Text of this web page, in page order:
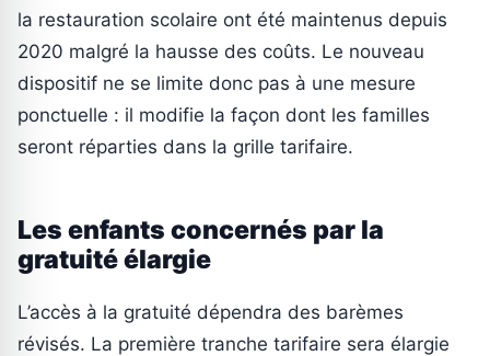
la restauration scolaire ont été maintenus depuis
2020 malgré la hausse des coûts. Le nouveau
dispositif ne se limite donc pas à une mesure
ponctuelle : il modifie la façon dont les familles
seront réparties dans la grille tarifaire.
Les enfants concernés par la
gratuité élargie
L’accès à la gratuité dépendra des barèmes
révisés. La première tranche tarifaire sera élargie